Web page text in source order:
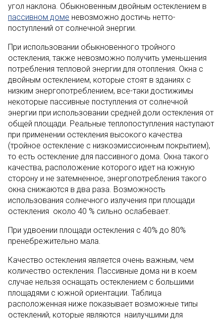
угол наклона. Обыкновенным двойным остеклением в
пассивном доме невозможно достичь нетто-
поступлений от солнечной энергии.
При использовании обыкновенного тройного
остекления, также невозможно получить уменьшения
потребления тепловой энергии для отопления. Окна с
двойным остеклением, которые стоят в зданиях с
низким энергопотреблением, все-таки достижимы
некоторые пассивные поступления от солнечной
энергии при использовании средней доли остекления от
общей площади. Реальные теплопоступления наступают
при применении остекления высокого качества
(тройное остекление с низкоэмиссионным покрытием),
то есть остекление для пассивного дома. Окна такого
качества, расположение которого идет на южную
сторону и не затемненное, энергопотребления такого
окна снижаются в два раза. Возможность
использования солнечного излучения при площади
остекления около 40 % сильно ослабевает.
При удвоении площади остекления с 40% до 80%
пренебрежительно мала.
Качество остекления является очень важным, чем
количество остекления. Пассивные дома ни в коем
случае нельзя оснащать остеклением с большими
площадями с южной ориентации. Таблица
расположенная ниже показывает возможные типы
остеклений, которые являются наилучшими для